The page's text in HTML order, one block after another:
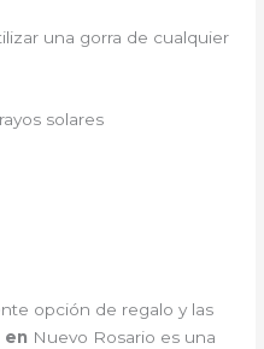
una gorra de cualquier
solares
opción de regalo y las
en Nuevo Rosario es una